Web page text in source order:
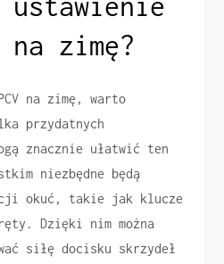
na zimę?
na zimę, warto
przydatnych
znacznie ułatwić ten
niezbędne będą
okuć, takie jak klucze
Dzięki nim można
siłę docisku skrzydeł